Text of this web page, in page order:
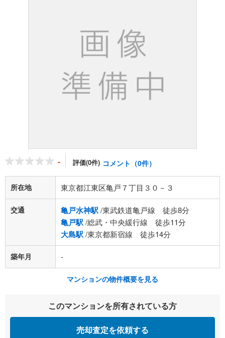
- 評価(0件) コメント（0件）
所在地 東京都江東区亀戸７丁目３０－３
交通 亀戸水神駅/東武鉄道亀戸線 徒歩8分
亀戸駅/総武・中央緩行線 徒歩11分
大島駅/東京都新宿線 徒歩14分
築年月 -
マンションの物件概要を見る
このマンションを所有されている方
売却査定を依頼する